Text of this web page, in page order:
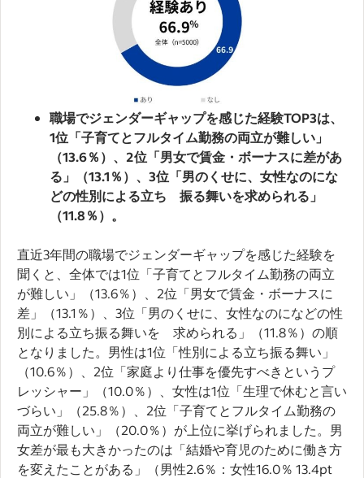
職場でジェンダーギャップを感じた経験TOP3は、
1位「子育てとフルタイム勤務の両立が難しい」
（13.6％）、2位「男女で賃金・ボーナスに差があ
る」（13.1％）、3位「男のくせに、女性なのにな
どの性別による立ち 振る舞いを求められる」
（11.8％）。
直近3年間の職場でジェンダーギャップを感じた経験を
聞くと、全体では1位「子育てとフルタイム勤務の両立
が難しい」（13.6％）、2位「男女で賃金・ボーナスに
差」（13.1％）、3位「男のくせに、女性なのになどの性
別による立ち振る舞いを 求められる」（11.8％）の順
となりました。男性は1位「性別による立ち振る舞い」
（10.6％）、2位「家庭より仕事を優先すべきというプ
レッシャー」（10.0％）、女性は1位「生理で休むと言い
づらい」（25.8％）、2位「子育てとフルタイム勤務の
両立が難しい」（20.0％）が上位に挙げられました。男
女差が最も大きかったのは「結婚や育児のために働き方
を変えたことがある」（男性2.6％：女性16.0％ 13.4pt